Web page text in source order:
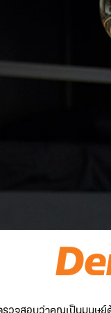
รวจสอบว่าคุณเป็นมนุษย์